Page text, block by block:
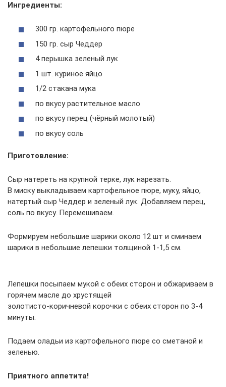
Ингредиенты:
300 гр. картофельного пюре
150 гр. сыр Чеддер
4 перышка зеленый лук
1 шт. куриное яйцо
1/2 стакана мука
по вкусу растительное масло
по вкусу перец (чёрный молотый)
по вкусу соль
Приготовление:
Сыр натереть на крупной терке, лук нарезать.
В миску выкладываем картофельное пюре, муку, яйцо,
натертый сыр Чеддер и зеленый лук. Добавляем перец,
соль по вкусу. Перемешиваем.
Формируем небольшие шарики около 12 шт и сминаем
шарики в небольшие лепешки толщиной 1-1,5 см.
Лепешки посыпаем мукой с обеих сторон и обжариваем в
горячем масле до хрустящей
золотисто-коричневой корочки с обеих сторон по 3-4
минуты.
Подаем оладьи из картофельного пюре со сметаной и
зеленью.
Приятного аппетита!